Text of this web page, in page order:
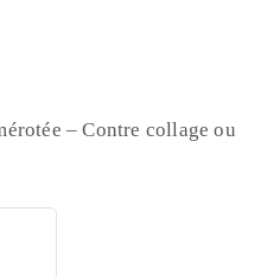
– Contre collage ou